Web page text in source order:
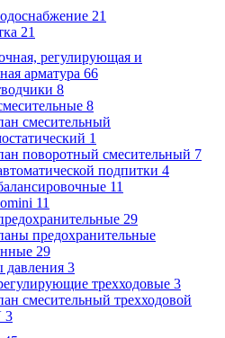
21
21
регулирующая и
арматура 66
8
8
cмесительный
1
поворотный cмесительный 7
подпитки 4
11
11
29
предохранительные
29
давления 3
трехходовые 3
смесительный трехходовой
3